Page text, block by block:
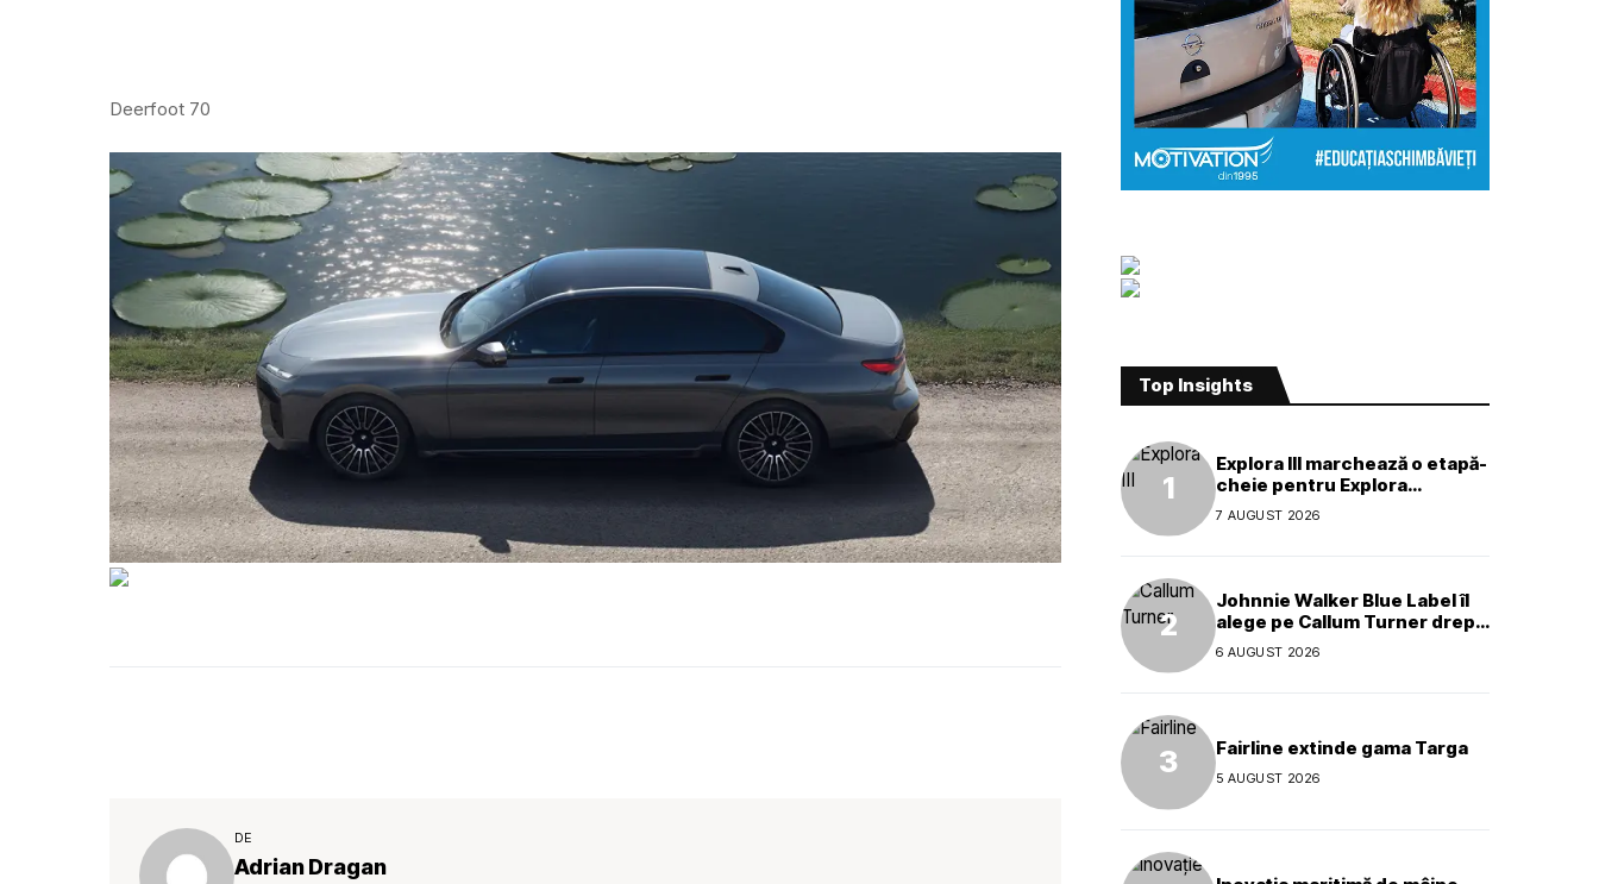
Deerfoot 70
DE
Adrian Dragan
Top Insights
Explora III marchează o etapă-
cheie pentru Explora
Journeys
7 AUGUST 2026
Johnnie Walker Blue Label îl
alege pe Callum Turner drept
noul ambasador global al
mărcii
6 AUGUST 2026
Fairline extinde gama Targa
5 AUGUST 2026